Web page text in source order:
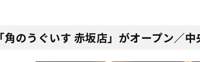
「角のうぐいす 赤坂店」がオープン／